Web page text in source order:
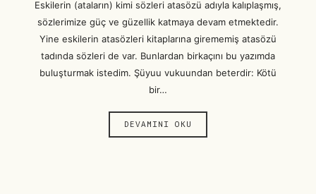
Eskilerin (ataların) kimi sözleri atasözü adıyla kalıplaşmış,
sözlerimize güç ve güzellik katmaya devam etmektedir.
Yine eskilerin atasözleri kitaplarına girememiş atasözü
tadında sözleri de var. Bunlardan birkaçını bu yazımda
buluşturmak istedim. Şüyuu vukuundan beterdir: Kötü
bir…
DEVAMINI OKU